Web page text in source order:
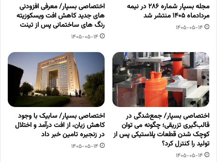
مجله بسپار شماره 286 در نیمه
مردادماه 1405 منتشر شد
1405-05-14
اختصاصی بسپار/ معرفی افزودنی
های جدید کاهش افت ویسکوزیته
رنگ های ساختمانی پس از تینت
1405-05-14
اختصاصی بسپار/ جمع‌شدگی در
قالب‌گیری تزریقی؛ چگونه می توان
کوچک شدن قطعات پلاستیکی پس از
تولید را کنترل کرد؟
1405-05-14
اختصاصی بسپار/ سابیک با وجود
کاهش زیان، از افت درآمد و اختلال
در زنجیره تامین خبر داد
1405-05-14